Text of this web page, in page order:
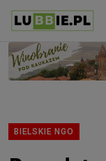
BIELSKIE NGO